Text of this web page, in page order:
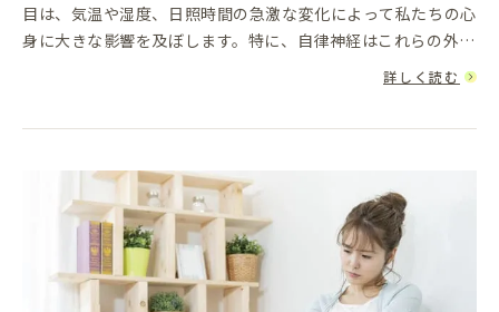
目は、気温や湿度、日照時間の急激な変化によって私たちの心
身に大きな影響を及ぼします。特に、自律神経はこれらの外的
環境に敏感に反応し、不調やストレスの原因となることがあり
詳しく読む